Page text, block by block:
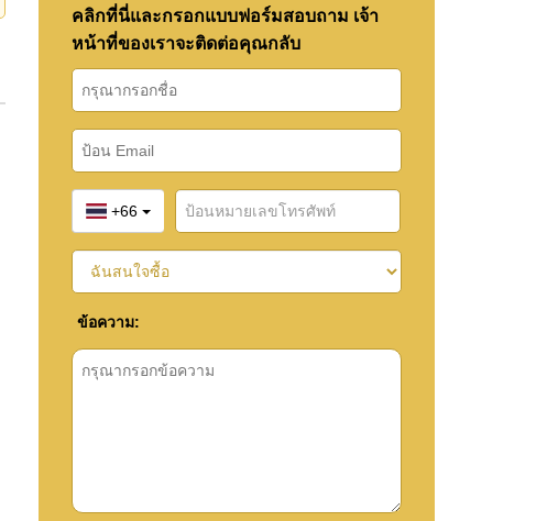
คลิกที่นี่และกรอกแบบฟอร์มสอบถาม เจ้า
หน้าที่ของเราจะติดต่อคุณกลับ
+66
ข้อความ: